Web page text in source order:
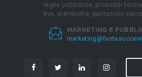
leghe pubbliche, probabili
live, statistiche, quotazioni
MARKETING E